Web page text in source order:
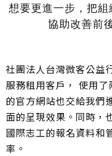
想要更進一步，把組
協助改善前
社團法人台灣微客公益
服務租用客戶， 使用
的官方網站也交給我們
面的呈現效果。同時，
國際志工的報名資料和
率。